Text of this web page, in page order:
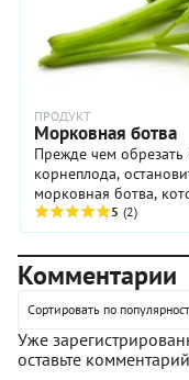
ПРОДУКТ
Морковная ботва
Прежде чем обрезать
корнеплода,
морковная ботва,
способна стать
привычным блюдам
заряд.
5 (2)
Комментарии
Сортировать по
Уже
оставьте